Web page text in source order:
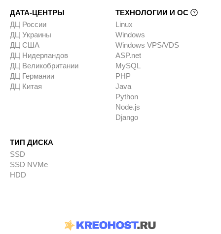
ДАТА-ЦЕНТРЫ
ДЦ России
ДЦ Украины
ДЦ США
ДЦ Нидерландов
ДЦ Великобритании
ДЦ Германии
ДЦ Китая
ТЕХНОЛОГИИ И ОС
Linux
Windows
Windows VPS/VDS
ASP.net
MySQL
PHP
Java
Python
Node.js
Django
ТИП ДИСКА
SSD
SSD NVMe
HDD